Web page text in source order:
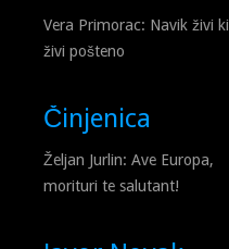
Vera Primorac: Navik živi ki
živi pošteno
Činjenica
Željan Jurlin: Ave Europa,
morituri te salutant!